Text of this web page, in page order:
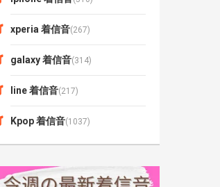
xperia 着信音(267)
galaxy 着信音(314)
line 着信音(217)
Kpop 着信音(1037)